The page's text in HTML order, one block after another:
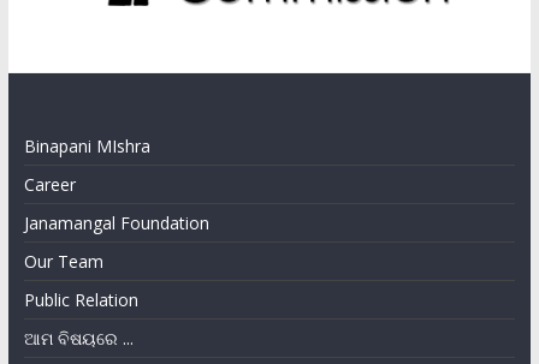
Binapani MIshra
Career
Janamangal Foundation
Our Team
Public Relation
ଆମ ବିଷୟରେ ...